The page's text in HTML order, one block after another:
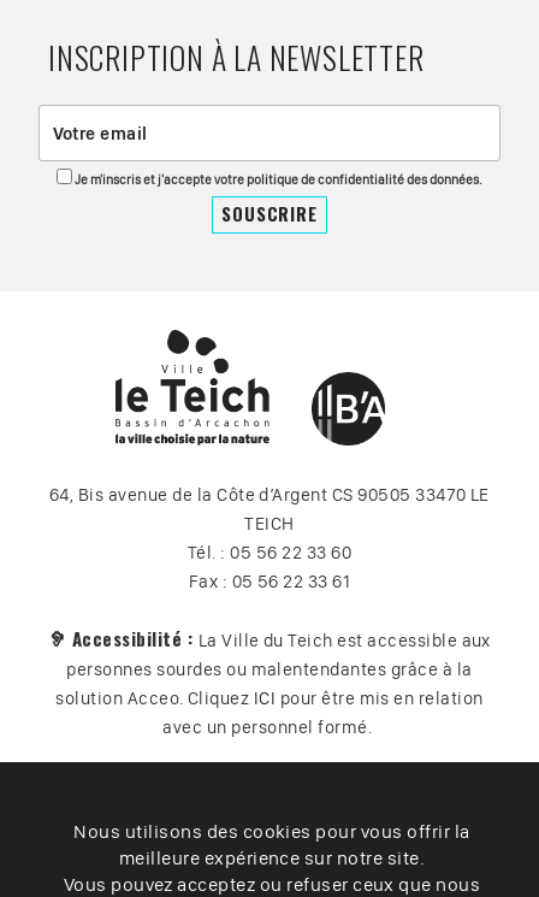
INSCRIPTION À LA NEWSLETTER
Je m'inscris et j'accepte votre politique de confidentialité des données.
64, Bis avenue de la Côte d’Argent CS 90505 33470 LE
TEICH
Tél. : 05 56 22 33 60
Fax : 05 56 22 33 61
🦻 Accessibilité : La Ville du Teich est accessible aux
personnes sourdes ou malentendantes grâce à la
solution Acceo. Cliquez ICI pour être mis en relation
avec un personnel formé.
Plan du site Contact Vos données
Cookies
Accessibilité
Nous utilisons des cookies pour vous offrir la
meilleure expérience sur notre site.
Vous pouvez acceptez ou refuser ceux que nous